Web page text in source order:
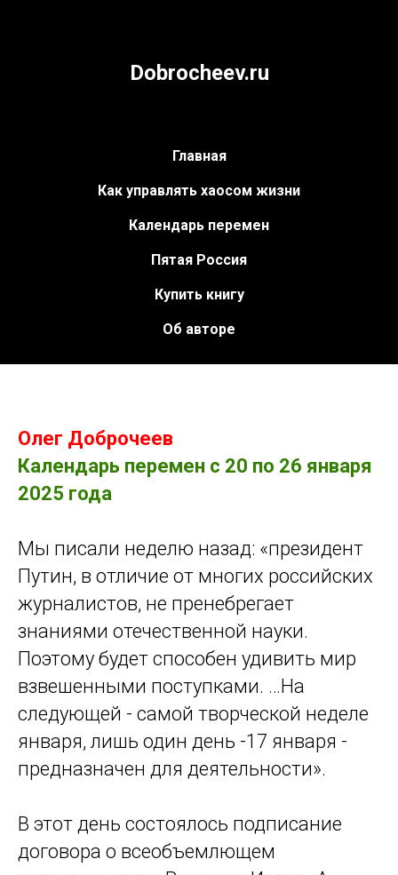
Dobrocheev.ru
Главная
Как управлять хаосом жизни
Календарь перемен
Пятая Россия
Купить книгу
Об авторе
Олег Доброчеев
Календарь перемен с 20 по 26 января
2025 года
Мы писали неделю назад: «президент
Путин, в отличие от многих российских
журналистов, не пренебрегает
знаниями отечественной науки.
Поэтому будет способен удивить мир
взвешенными поступками. …На
следующей - самой творческой неделе
января, лишь один день -17 января -
предназначен для деятельности».
В этот день состоялось подписание
договора о всеобъемлющем